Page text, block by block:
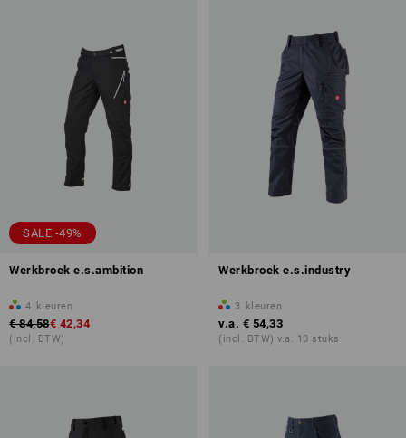
SALE -49%
Werkbroek e.s.ambition
4 kleuren
€ 84,58€ 42,34
(incl. BTW)
Werkbroek e.s.industry
3 kleuren
v.a. € 54,33
(incl. BTW) v.a. 10 stuks